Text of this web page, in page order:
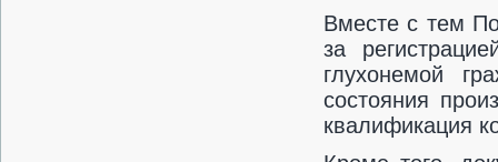
Вместе с тем
за
глухонемой
состояния
квалификация